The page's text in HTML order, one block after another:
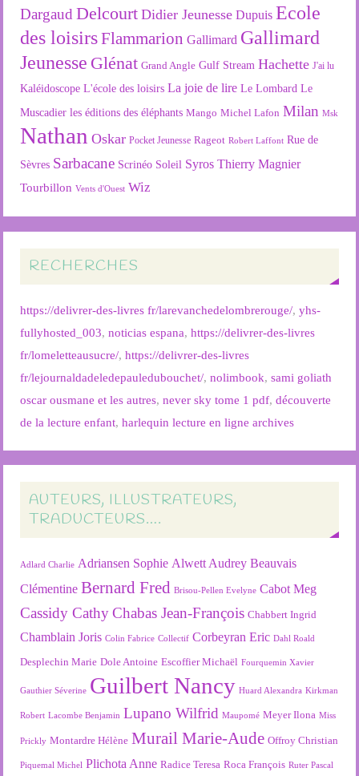
Dargaud Delcourt Didier Jeunesse Dupuis Ecole
des loisirsFlammarion Gallimard Gallimard
Jeunesse Glénat Grand Angle Gulf Stream Hachette J'ai lu
Kaléidoscope L'école des loisirs La joie de lire Le Lombard Le
Muscadier les éditions des éléphants Mango Michel Lafon Milan Msk
Nathan Oskar Pocket Jeunesse Rageot Robert Laffont Rue de
Sèvres Sarbacane Scrinéo Soleil Syros Thierry Magnier
Tourbillon Vents d'Ouest Wiz
RECHERCHES
https://delivrer-des-livres fr/larevanchedelombrerouge/,yhs-
fullyhosted_003,noticias espana,https://delivrer-des-livres
fr/lomeletteausucre/,https://delivrer-des-livres
fr/lejournaldadeledepauledubouchet/,nolimbook,sami goliath
oscar ousmane et les autres,never sky tome 1 pdf,découverte
de la lecture enfant,harlequin lecture en ligne archives
AUTEURS, ILLUSTRATEURS,
TRADUCTEURS….
Adlard Charlie Adriansen Sophie Alwett Audrey Beauvais
Clémentine Bernard Fred Brisou-Pellen Evelyne Cabot Meg
Cassidy Cathy Chabas Jean-François Chabbert Ingrid
Chamblain Joris Colin Fabrice Collectif Corbeyran Eric Dahl Roald
Desplechin Marie Dole Antoine Escoffier Michaël Fourquemin Xavier
Gauthier Séverine Guilbert Nancy Huard Alexandra Kirkman
Robert Lacombe Benjamin Lupano Wilfrid Maupomé Meyer Ilona Miss
Prickly Montardre Hélène Murail Marie-Aude Offroy Christian
Piquemal Michel Plichota Anne Radice Teresa Roca François Ruter Pascal